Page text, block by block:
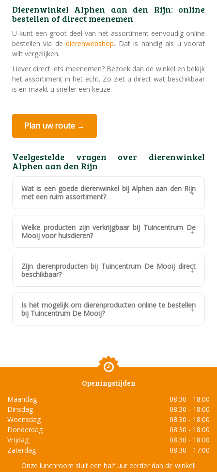
Dierenwinkel Alphen aan den Rijn: online
bestellen of direct meenemen
U kunt een groot deel van het assortiment eenvoudig online
bestellen via dedierenwebshop. Dat is handig als u vooraf
wilt vergelijken.
Liever direct iets meenemen? Bezoek dan de winkel en bekijk
het assortiment in het echt. Zo ziet u direct wat beschikbaar
is en maakt u sneller een keuze.
Plan uw route →
Veelgestelde vragen over dierenwinkel
Alphen aan den Rijn
Wat is een goede dierenwinkel bij Alphen aan den Rijn
met een ruim assortiment?
Welke producten zijn verkrijgbaar bij Tuincentrum De
Mooij voor huisdieren?
Zijn dierenproducten bij Tuincentrum De Mooij direct
beschikbaar?
Is het mogelijk om dierenproducten online te bestellen
bij Tuincentrum De Mooij?
Openingstijden
Maandag
08:30 - 18:00
Dinsdag
08:30 - 18:00
Woensdag
08:30 - 18:00
Donderdag
08:30 - 18:00
Vrijdag
08:30 - 18:00
Zaterdag
08:30 - 17:00
Onze lunchroom sluit een half uur eerder dan de winkel!